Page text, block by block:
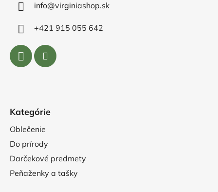
info@virginiashop.sk
+421 915 055 642
Kategórie
Oblečenie
Do prírody
Darčekové predmety
Peňaženky a tašky